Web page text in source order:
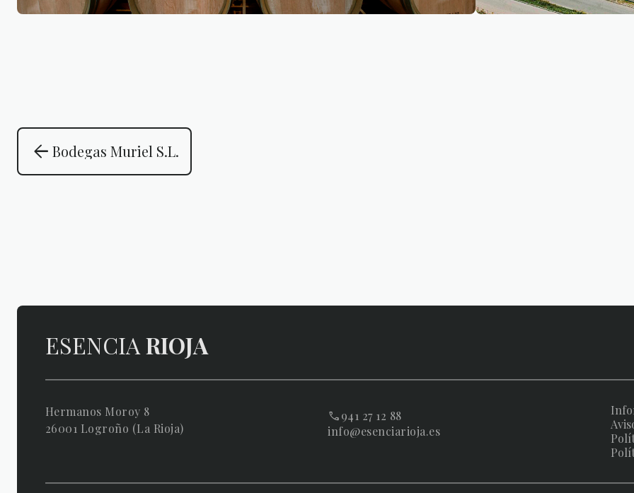
arrow_back Bodegas Muriel S.L.
ESENCIA RIOJA
Hermanos Moroy 8
26001 Logroño (La Rioja)
941 27 12 88
info@esenciarioja.es